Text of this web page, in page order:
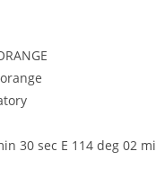
30 sec E 114 deg 02